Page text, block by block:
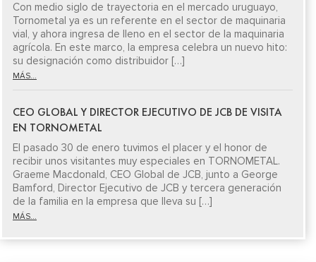
Con medio siglo de trayectoria en el mercado uruguayo,
Tornometal ya es un referente en el sector de maquinaria
vial, y ahora ingresa de lleno en el sector de la maquinaria
agrícola. En este marco, la empresa celebra un nuevo hito:
su designación como distribuidor […]
MÁS...
CEO GLOBAL Y DIRECTOR EJECUTIVO DE JCB DE VISITA
EN TORNOMETAL
El pasado 30 de enero tuvimos el placer y el honor de
recibir unos visitantes muy especiales en TORNOMETAL.
Graeme Macdonald, CEO Global de JCB, junto a George
Bamford, Director Ejecutivo de JCB y tercera generación
de la familia en la empresa que lleva su […]
MÁS...